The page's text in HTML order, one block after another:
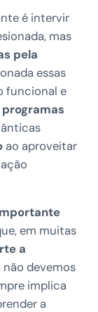
é intervir
mas
pela
essas
funcional e
programas
ao aproveitar
em muitas
a
devemos
implica
a